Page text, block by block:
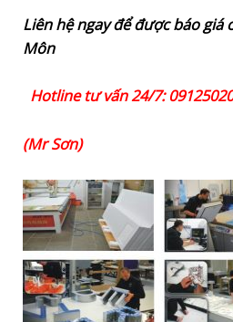
Liên hệ ngay để được báo giá
Môn
Hotline tư vấn 24/7:
(Mr Sơn)